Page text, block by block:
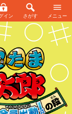
イン さがす メニュー